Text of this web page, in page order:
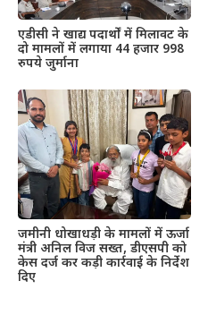
एडीसी ने खाद्य पदार्थों में मिलावट के
दो मामलों में लगाया 44 हजार 998
रुपये जुर्माना
जमीनी धोखाधड़ी के मामलों में ऊर्जा
मंत्री अनिल विज सख्त, डीएसपी को
केस दर्ज कर कड़ी कार्रवाई के निर्देश
दिए